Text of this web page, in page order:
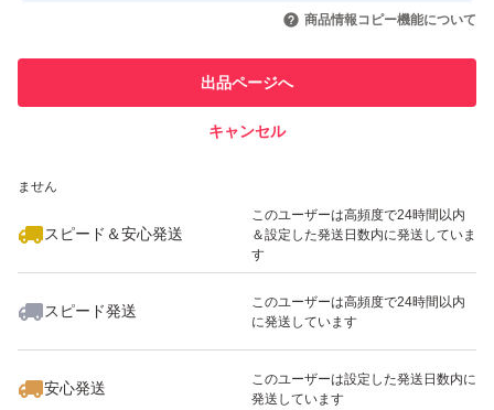
引を完了させた実績があります
での取引実績があります
ません
スピード＆安心発送
このユーザーは高頻度で24時間以内
＆設定した発送日数内に発送していま
す
スピード発送
このユーザーは高頻度で24時間以内
に発送しています
安心発送
このユーザーは設定した発送日数内に
発送しています
商品情報コピー機能について
出品ページへ
キャンセル
いいね！
3,000